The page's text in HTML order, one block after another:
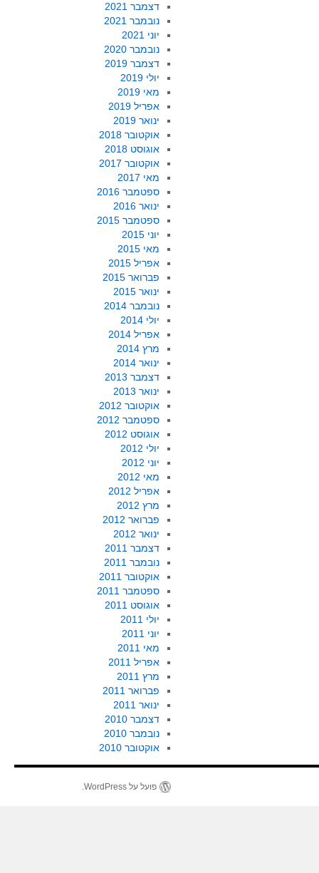
דצמבר 2021
נובמבר 2021
יוני 2021
נובמבר 2020
דצמבר 2019
יולי 2019
מאי 2019
אפריל 2019
ינואר 2019
אוקטובר 2018
אוגוסט 2018
אוקטובר 2017
מאי 2017
ספטמבר 2016
ינואר 2016
ספטמבר 2015
יוני 2015
מאי 2015
אפריל 2015
פברואר 2015
ינואר 2015
נובמבר 2014
יולי 2014
אפריל 2014
מרץ 2014
ינואר 2014
דצמבר 2013
ינואר 2013
אוקטובר 2012
ספטמבר 2012
אוגוסט 2012
יולי 2012
יוני 2012
מאי 2012
אפריל 2012
מרץ 2012
פברואר 2012
ינואר 2012
דצמבר 2011
נובמבר 2011
אוקטובר 2011
ספטמבר 2011
אוגוסט 2011
יולי 2011
יוני 2011
מאי 2011
אפריל 2011
מרץ 2011
פברואר 2011
ינואר 2011
דצמבר 2010
נובמבר 2010
אוקטובר 2010
פועל על WordPress.